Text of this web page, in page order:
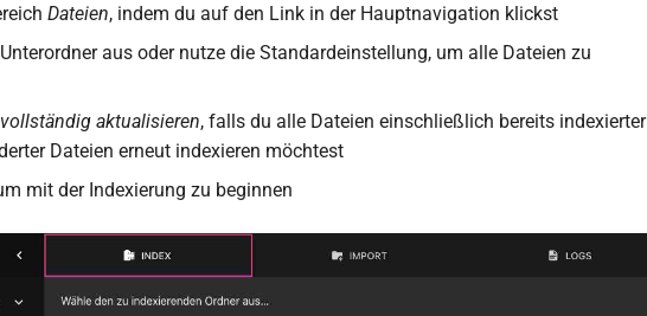
Dateien, indem du auf den Link in der Hauptnavigation klickst
aus oder nutze die Standardeinstellung, um alle Dateien zu
aktualisieren, falls du alle Dateien einschließlich bereits indexierter
Dateien erneut indexieren möchtest
mit der Indexierung zu beginnen